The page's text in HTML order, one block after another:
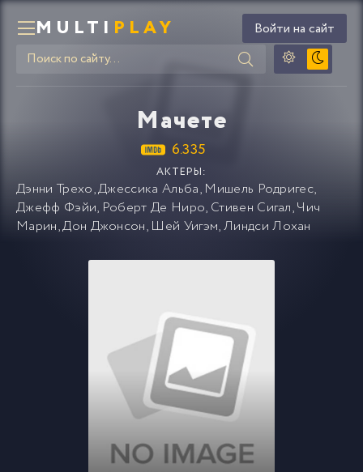
MULTI PLAY Войти на сайт
Мачете
6.335
АКТЕРЫ:
Дэнни Трехо,Джессика Альба, Мишель Родригес,
Джефф Фэйи, Роберт Де Ниро, Стивен Сигал,Чич
Марин,Дон Джонсон, Шей Уигэм,Линдси Лохан